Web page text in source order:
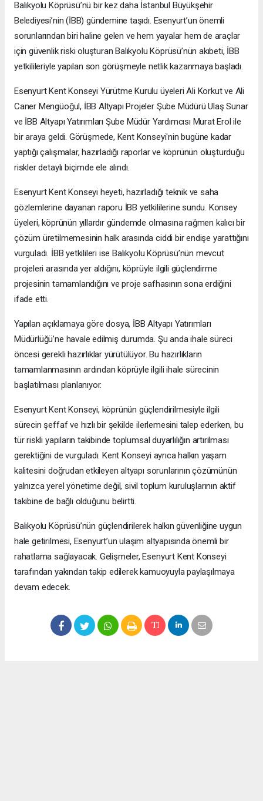
Balıkyolu Köprüsü’nü bir kez daha İstanbul Büyükşehir
Belediyesi’nin (İBB) gündemine taşıdı. Esenyurt’un önemli
sorunlarından biri haline gelen ve hem yayalar hem de araçlar
için güvenlik riski oluşturan Balıkyolu Köprüsü’nün akıbeti, İBB
yetkilileriyle yapılan son görüşmeyle netlik kazanmaya başladı.
Esenyurt Kent Konseyi Yürütme Kurulu üyeleri Ali Korkut ve Ali
Caner Mengüoğul, İBB Altyapı Projeler Şube Müdürü Ulaş Sunar
ve İBB Altyapı Yatırımları Şube Müdür Yardımcısı Murat Erol ile
bir araya geldi. Görüşmede, Kent Konseyi'nin bugüne kadar
yaptığı çalışmalar, hazırladığı raporlar ve köprünün oluşturduğu
riskler detaylı biçimde ele alındı.
Esenyurt Kent Konseyi heyeti, hazırladığı teknik ve saha
gözlemlerine dayanan raporu İBB yetkililerine sundu. Konsey
üyeleri, köprünün yıllardır gündemde olmasına rağmen kalıcı bir
çözüm üretilmemesinin halk arasında ciddi bir endişe yarattığını
vurguladı. İBB yetkilileri ise Balıkyolu Köprüsü’nün mevcut
projeleri arasında yer aldığını, köprüyle ilgili güçlendirme
projesinin tamamlandığını ve proje safhasının sona erdiğini
ifade etti.
Yapılan açıklamaya göre dosya, İBB Altyapı Yatırımları
Müdürlüğü’ne havale edilmiş durumda. Şu anda ihale süreci
öncesi gerekli hazırlıklar yürütülüyor. Bu hazırlıkların
tamamlanmasının ardından köprüyle ilgili ihale sürecinin
başlatılması planlanıyor.
Esenyurt Kent Konseyi, köprünün güçlendirilmesiyle ilgili
sürecin şeffaf ve hızlı bir şekilde ilerlemesini talep ederken, bu
tür riskli yapıların takibinde toplumsal duyarlılığın artırılması
gerektiğini de vurguladı. Kent Konseyi ayrıca halkın yaşam
kalitesini doğrudan etkileyen altyapı sorunlarının çözümünün
yalnızca yerel yönetime değil, sivil toplum kuruluşlarının aktif
takibine de bağlı olduğunu belirtti.
Balıkyolu Köprüsü’nün güçlendirilerek halkın güvenliğine uygun
hale getirilmesi, Esenyurt’un ulaşım altyapısında önemli bir
rahatlama sağlayacak. Gelişmeler, Esenyurt Kent Konseyi
tarafından yakından takip edilerek kamuoyuyla paylaşılmaya
devam edecek.